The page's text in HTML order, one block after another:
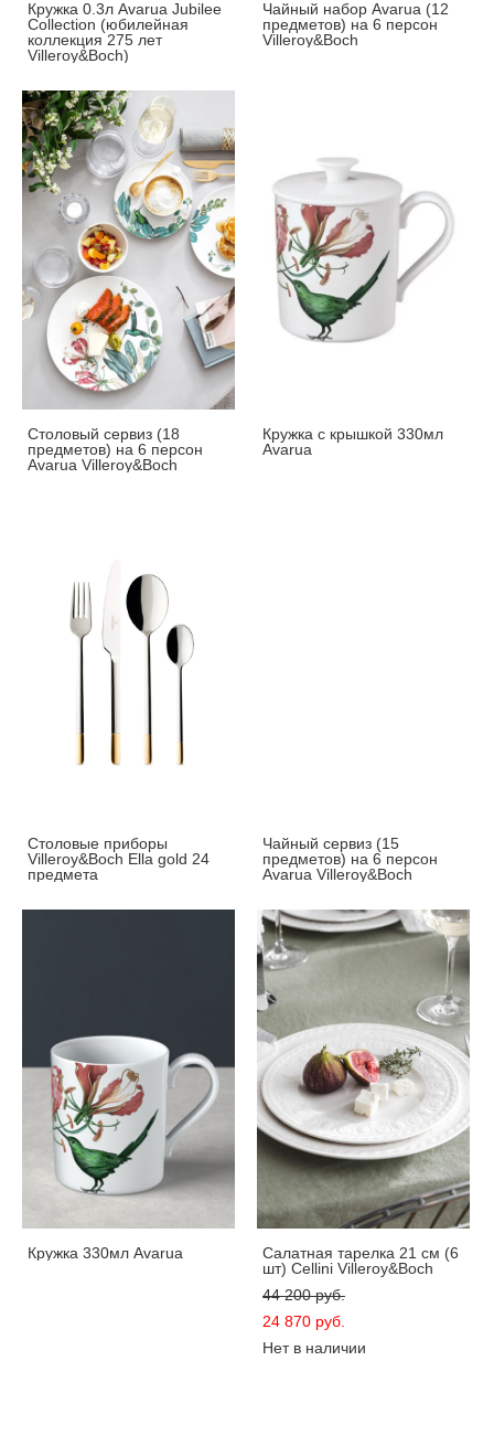
Кружка 0.3л Avarua Jubilee
Collection (юбилейная
коллекция 275 лет
Villeroy&Boch)
Чайный набор Avarua (12
предметов) на 6 персон
Villeroy&Boch
Столовый сервиз (18
предметов) на 6 персон
Avarua Villeroy&Boch
Кружка с крышкой 330мл
Avarua
Столовые приборы
Villeroy&Boch Ella gold 24
предмета
Чайный сервиз (15
предметов) на 6 персон
Avarua Villeroy&Boch
Кружка 330мл Avarua
Салатная тарелка 21 см (6
шт) Cellini Villeroy&Boch
44 200 pуб.
24 870 pуб.
Нет в наличии